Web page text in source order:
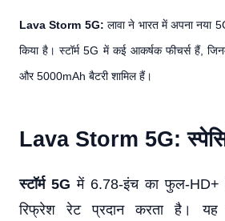
Lava Storm 5G: लावा ने भारत में अपना नया
किया है। स्टॉर्म 5G में कई आकर्षक फीचर्स हैं,
और 5000mAh बैटरी शामिल हैं।
Lava Storm 5G:
स्टॉर्म 5G में 6.78-इंच का फुल-HD+
रिफ्रेश रेट प्रदान करता है। यह